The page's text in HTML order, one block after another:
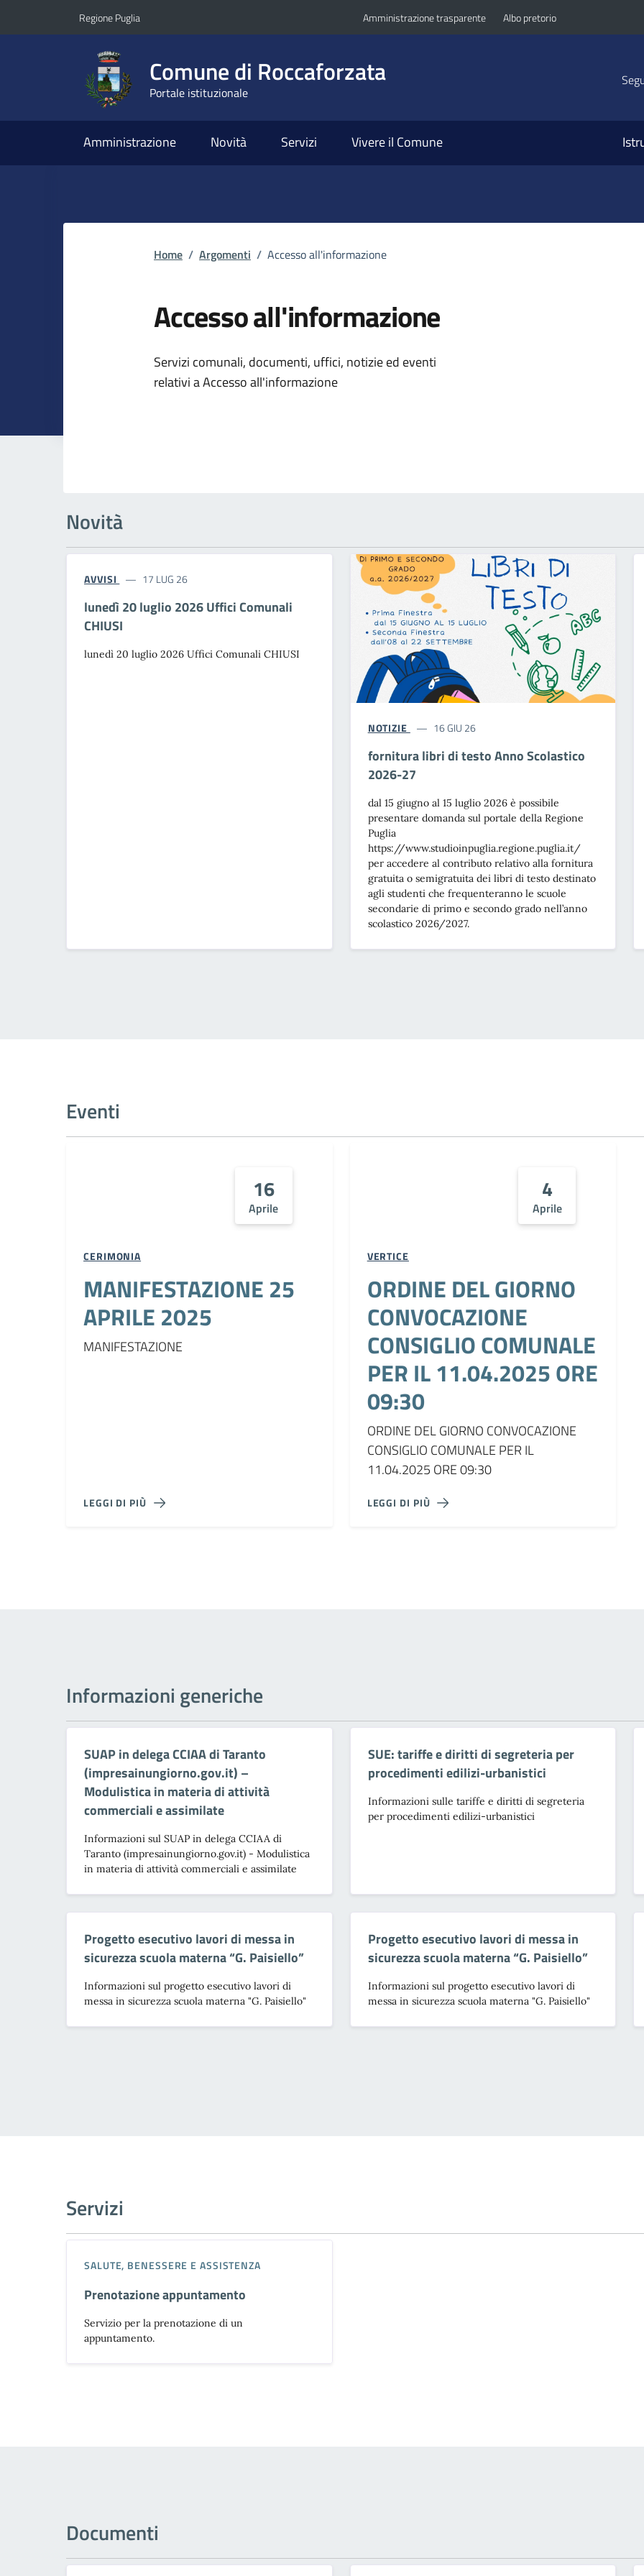
Regione Puglia Amministrazione trasparente Albo pretorio
Comune di Roccaforzata
Portale istituzionale
Amministrazione Novità Servizi Vivere il Comune
Home / Argomenti / Accesso all'informazione
Accesso all'informazione
Dettagli dell'argomento
Servizi comunali, documenti, uffici, notizie ed eventi
relativi a Accesso all'informazione
Novità
AVVISI 17 LUG 26
lunedì 20 luglio 2026 Uffici Comunali
CHIUSI
lunedì 20 luglio 2026 Uffici Comunali CHIUSI
NOTIZIE 16 GIU 26
fornitura libri di testo Anno Scolastico
2026-27
dal 15 giugno al 15 luglio 2026 è possibile
presentare domanda sul portale della Regione
Puglia
https://www.studioinpuglia.regione.puglia.it/
per accedere al contributo relativo alla fornitura
gratuita o semigratuita dei libri di testo destinato
agli studenti che frequenteranno le scuole
secondarie di primo e secondo grado nell’anno
scolastico 2026/2027.
Eventi
16
Aprile
CERIMONIA
MANIFESTAZIONE 25
APRILE 2025
MANIFESTAZIONE
LEGGI DI PIÙ
4
Aprile
VERTICE
ORDINE DEL GIORNO
CONVOCAZIONE
CONSIGLIO COMUNALE
PER IL 11.04.2025 ORE
09:30
ORDINE DEL GIORNO CONVOCAZIONE
CONSIGLIO COMUNALE PER IL
11.04.2025 ORE 09:30
LEGGI DI PIÙ
Informazioni generiche
SUAP in delega CCIAA di Taranto
(impresainungiorno.gov.it) –
Modulistica in materia di attività
commerciali e assimilate
Informazioni sul SUAP in delega CCIAA di
Taranto (impresainungiorno.gov.it) - Modulistica
in materia di attività commerciali e assimilate
SUE: tariffe e diritti di segreteria per
procedimenti edilizi-urbanistici
Informazioni sulle tariffe e diritti di segreteria
per procedimenti edilizi-urbanistici
Progetto esecutivo lavori di messa in
sicurezza scuola materna “G. Paisiello”
Informazioni sul progetto esecutivo lavori di
messa in sicurezza scuola materna "G. Paisiello"
Progetto esecutivo lavori di messa in
sicurezza scuola materna “G. Paisiello”
Informazioni sul progetto esecutivo lavori di
messa in sicurezza scuola materna "G. Paisiello"
Servizi
SALUTE, BENESSERE E ASSISTENZA
Prenotazione appuntamento
Servizio per la prenotazione di un
appuntamento.
Documenti